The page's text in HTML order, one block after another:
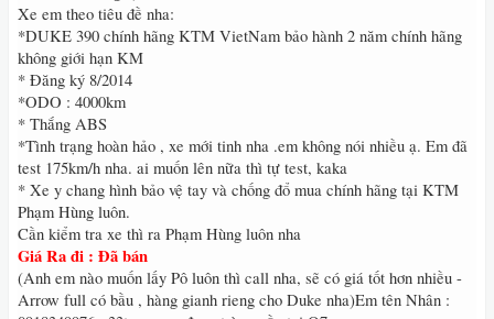
Xe em theo tiêu đề nha:
*DUKE 390 chính hãng KTM VietNam bảo hành 2 năm chính hãng
không giới hạn KM
* Đăng ký 8/2014
*ODO : 4000km
* Thắng ABS
*Tình trạng hoàn hảo , xe mới tinh nha .em không nói nhiều ạ. Em đã
test 175km/h nha. ai muốn lên nữa thì tự test, kaka
* Xe y chang hình bảo vệ tay và chống đổ mua chính hãng tại KTM
Phạm Hùng luôn.
Cần kiểm tra xe thì ra Phạm Hùng luôn nha
Giá Ra đi : Đã bán
(Anh em nào muốn lấy Pô luôn thì call nha, sẽ có giá tốt hơn nhiều -
Arrow full có bầu , hàng gianh rieng cho Duke nha)Em tên Nhân :